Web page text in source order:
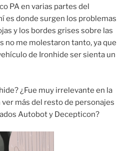
PA en varias partes del
es donde surgen los problemas
y los bordes grises sobre las
no me molestaron tanto, ya que
de Ironhide ser sienta un
¿Fue muy irrelevante en la
más del resto de personajes
Autobot y Decepticon?